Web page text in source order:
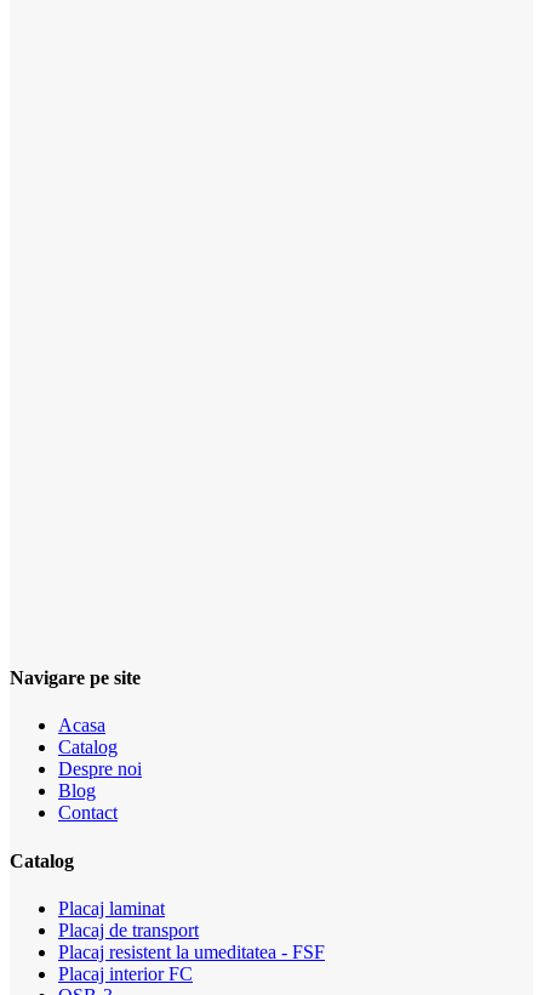
Navigare pe site
Acasa
Catalog
Despre noi
Blog
Contact
Catalog
Placaj laminat
Placaj de transport
Placaj resistent la umeditatea - FSF
Placaj interior FС